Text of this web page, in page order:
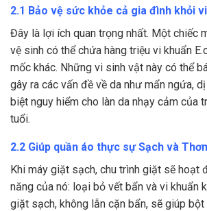
2.1 Bảo vệ sức khỏe cả gia đình khỏi
Đây là lợi ích quan trọng nhất. Một chiếc
vệ sinh có thể chứa hàng triệu vi khuẩn
mốc khác. Những vi sinh vật này có thể
gây ra các vấn đề về da như mẩn ngứa,
biệt nguy hiểm cho làn da nhạy cảm của
tuổi.
2.2 Giúp quần áo thực sự Sạch và
Khi máy giặt sạch, chu trình giặt sẽ hoạt
năng của nó: loại bỏ vết bẩn và vi khuẩn
giặt sạch, không lẫn cặn bẩn, sẽ giúp